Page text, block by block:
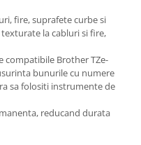
fire, suprafete curbe si
la cabluri si fire,
compatibile Brother TZe-
bunurile cu numere
sa folositi instrumente de
reducand durata